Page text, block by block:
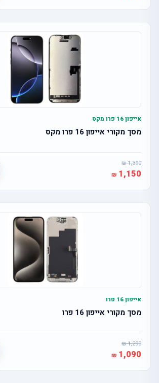
אייפון 16 פרו מקס
מסך מקורי אייפון 16 פרו מקס
1,390
1,150
אייפון 16 פרו
מסך מקורי אייפון 16 פרו
1,290
1,090